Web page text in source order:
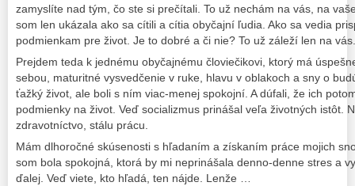
zamyslíte nad tým, čo ste si prečítali. To už nechám na vás, na
som len ukázala ako sa cítili a cítia obyčajní ľudia. Ako sa vedia
podmienkam pre život. Je to dobré a či nie? To už záleží len na vás.
Prejdem teda k jednému obyčajnému človiečikovi, ktorý má
sebou, maturitné vysvedčenie v ruke, hlavu v oblakoch a sny o
ťažký život, ale boli s ním viac-menej spokojní. A dúfali, že ich
podmienky na život. Veď socializmus prinášal veľa životných istôt.
zdravotníctvo, stálu prácu.
Mám dlhoročné skúsenosti s hľadaním a získaním práce mojich
som bola spokojná, ktorá by mi neprinášala denno-denne stres a
ďalej. Veď viete, kto hľadá, ten nájde. Lenže …